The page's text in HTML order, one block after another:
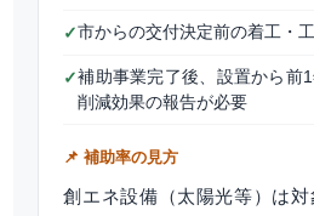
✓市からの交付決定前の着工・
✓補助事業完了後、設置から前
削減効果の報告が必要
📌 補助率の見方
創エネ設備（太陽光等）は